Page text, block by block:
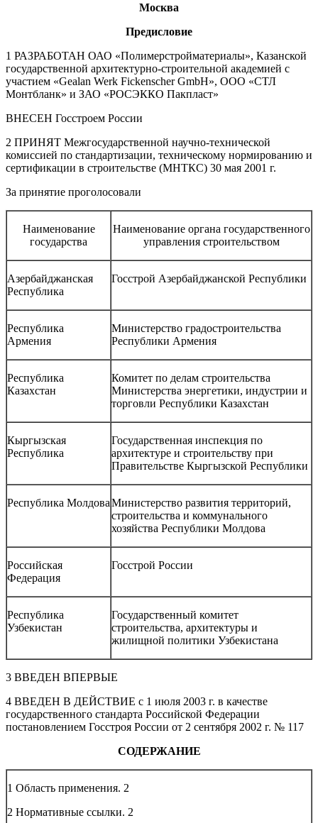
Москва
Предисловие
1 РАЗРАБОТАН ОАО «Полимерстройматериалы», Казанской
государственной архитектурно-строительной академией с
участием «Gealan Werk Fickenscher GmbH», OOO «СТЛ
Монтбланк» и ЗАО «РОСЭККО Пакпласт»
ВНЕСЕН Госстроем России
2 ПРИНЯТ Межгосударственной научно-технической
комиссией по стандартизации, техническому нормированию и
сертификации в строительстве (МНТКС) 30 мая 2001 г.
За принятие проголосовали
Наименование
государства
Наименование органа государственного
управления строительством
Азербайджанская
Республика
Госстрой Азербайджанской Республики
Республика
Армения
Министерство градостроительства
Республики Армения
Республика
Казахстан
Комитет по делам строительства
Министерства энергетики, индустрии и
торговли Республики Казахстан
Кыргызская
Республика
Государственная инспекция по
архитектуре и строительству при
Правительстве Кыргызской Республики
Республика МолдоваМинистерство развития территорий,
строительства и коммунального
хозяйства Республики Молдова
Российская
Федерация
Госстрой России
Республика
Узбекистан
Государственный комитет
строительства, архитектуры и
жилищной политики Узбекистана
3 ВВЕДЕН ВПЕРВЫЕ
4 ВВЕДЕН В ДЕЙСТВИЕ с 1 июля 2003 г. в качестве
государственного стандарта Российской Федерации
постановлением Госстроя России от 2 сентября 2002 г. № 117
СОДЕРЖАНИЕ
1 Область применения. 2
2 Нормативные ссылки. 2